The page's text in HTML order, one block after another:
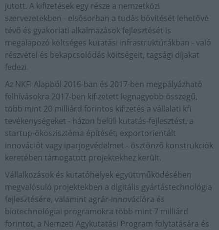
jutott. A kifizetések egy része a nemzetközi
szervezetekben - elsősorban a tudás bővítését lehetővé
tévő és gyakorlati alkalmazások fejlesztését is
megalapozó költséges kutatási infrastruktúrákban - való
részvétel és bekapcsolódás költségeit, tagsági díjakat
fedezi.
Az NKFI Alapból 2016-ban és 2017-ben megpályázható
felhívásokra 2017-ben kifizetett legnagyobb összegű,
több mint 20 milliárd forintos kifizetés a vállalati kfi
tevékenységeket - házon belüli kutatás-fejlesztést, a
startup-ökoszisztéma építését, exportorientált
innovációt vagy iparjogvédelmet - ösztönző konstrukciók
keretében támogatott projektekhez került.
Vállalkozások és kutatóhelyek együttműködésében
megvalósuló projektekben a digitális gyártástechnológia
fejlesztésére, valamint agrár-innovációra és
biotechnológiai programokra több mint 7 milliárd
forintot, a Nemzeti Agykutatási Program folytatására és